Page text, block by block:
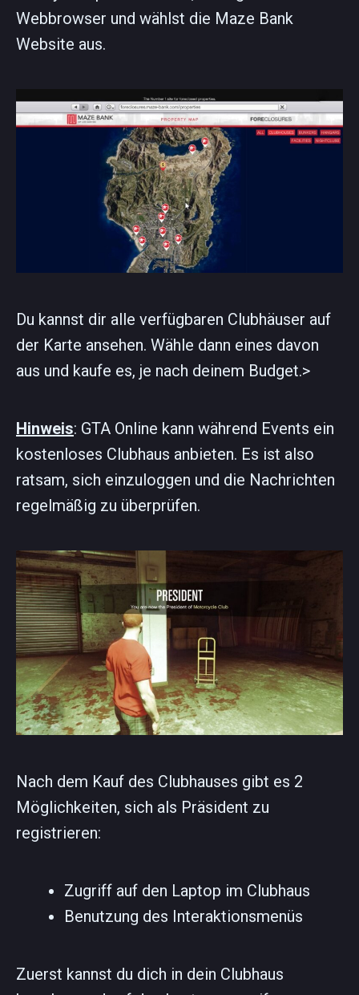
Webbrowser und wählst die Maze Bank
Website aus.
Du kannst dir alle verfügbaren Clubhäuser auf
der Karte ansehen. Wähle dann eines davon
aus und kaufe es, je nach deinem Budget.>
Hinweis: GTA Online kann während Events ein
kostenloses Clubhaus anbieten. Es ist also
ratsam, sich einzuloggen und die Nachrichten
regelmäßig zu überprüfen.
Nach dem Kauf des Clubhauses gibt es 2
Möglichkeiten, sich als Präsident zu
registrieren:
Zugriff auf den Laptop im Clubhaus
Benutzung des Interaktionsmenüs
Zuerst kannst du dich in dein Clubhaus